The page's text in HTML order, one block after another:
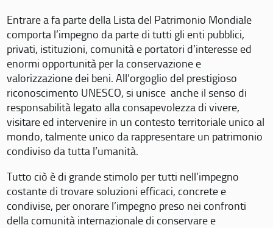
Entrare a fa parte della Lista del Patrimonio Mondiale
comporta l’impegno da parte di tutti gli enti pubblici,
privati, istituzioni, comunità e portatori d’interesse ed
enormi opportunità per la conservazione e
valorizzazione dei beni. All’orgoglio del prestigioso
riconoscimento UNESCO, si unisce anche il senso di
responsabilità legato alla consapevolezza di vivere,
visitare ed intervenire in un contesto territoriale unico al
mondo, talmente unico da rappresentare un patrimonio
condiviso da tutta l’umanità.
Tutto ciò è di grande stimolo per tutti nell’impegno
costante di trovare soluzioni efficaci, concrete e
condivise, per onorare l’impegno preso nei confronti
della comunità internazionale di conservare e